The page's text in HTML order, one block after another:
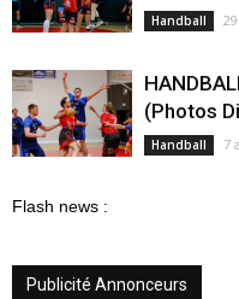
Handball
(Photos
Handball 7
Flash news :
Publicité Annonceurs